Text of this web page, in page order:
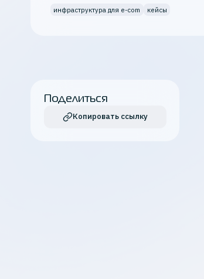
инфраструктура для e-com кейсы
Поделиться
Копировать ссылку